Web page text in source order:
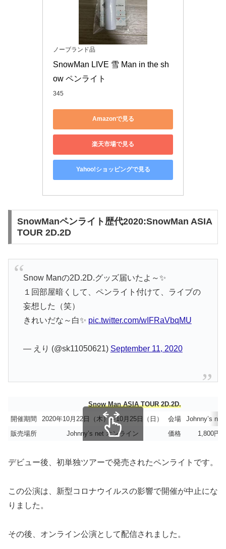
ノーブランド品
SnowMan LIVE 雪 Man in the sh
ow ペンライト
345
Amazonで見る
楽天市場で見る
Yahoo!ショッピングで見る
SnowManペンライト歴代2020:SnowMan ASIA
TOUR 2D.2D
Snow Manの2D.2D.グッズ届いたよ～✨
１回部屋暗くして、ペンライト付けて、ライブの
妄想した（笑）
きれいだな～白✨ pic.twitter.com/wIFRaVbqMU
— えり (@sk11050621) September 11, 2020
Snow Man ASIA TOUR 2D.2D.
開催期間
2020年10月22日（木）～10月25日（日） 会場
Johnny’s
販売場所
Johnny’s net オンライン 価格 1,800円
デビュー後、初単独ツアーで発売されたペンライトです。
この公演は、新型コロナウイルスの影響で開催が中止にな
りました。
その後、オンライン公演として配信されました。